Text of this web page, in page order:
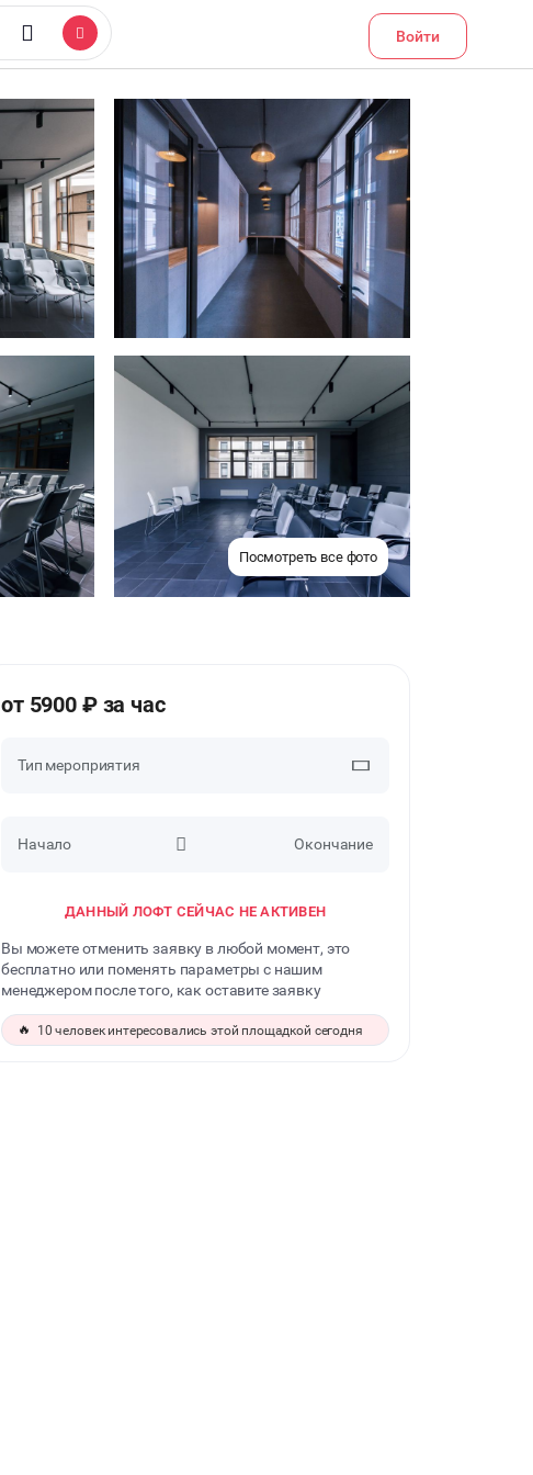
Войти
Посмотреть все фото
от 5900 ₽ за час
Тип мероприятия
КВАРТИРНИКИ
ФОТОСЕССИИ
Начало Окончание
ДАННЫЙ ЛОФТ СЕЙЧАС НЕ АКТИВЕН
Вы можете отменить заявку в любой момент, это
бесплатно или поменять параметры с нашим
менеджером после того, как оставите заявку
🔥 10 человек интересовались этой площадкой сегодня